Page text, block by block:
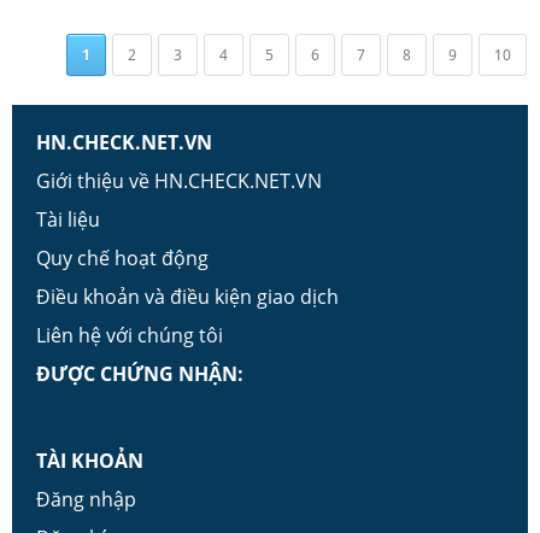
1 2 3 4 5 6 7 8 9 10
HN.CHECK.NET.VN
Giới thiệu về HN.CHECK.NET.VN
Tài liệu
Quy chế hoạt động
Điều khoản và điều kiện giao dịch
Liên hệ với chúng tôi
ĐƯỢC CHỨNG NHẬN:
TÀI KHOẢN
Đăng nhập